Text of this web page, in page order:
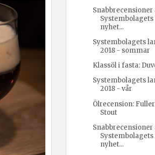
Snabbrecensioner
nyhet...
Systembolagets
2018 - sommar
Klassöl i fasta:
Systembolagets
2018 - vår
Ölrecension:
Stout
Snabbrecensioner
nyhet...